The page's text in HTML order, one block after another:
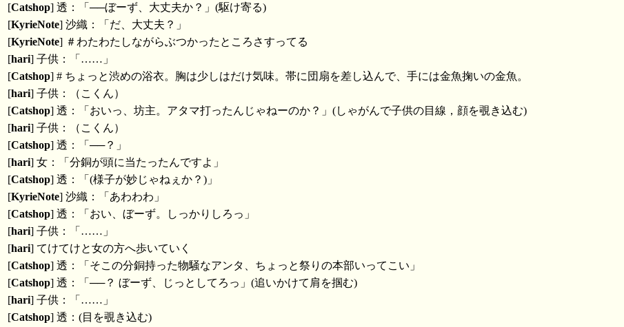
[Catshop] 透：「──ぼーず、大丈夫か？」(駆け寄る)
[KyrieNote] 沙織：「だ、大丈夫？」
[KyrieNote] ＃わたわたしながらぶつかったところさすってる
[hari] 子供：「……」
[Catshop] # ちょっと渋めの浴衣。胸は少しはだけ気味。帯に団扇を差し込んで、手には金魚掬いの金魚。
[hari] 子供：（こくん）
[Catshop] 透：「おいっ、坊主。アタマ打ったんじゃねーのか？」(しゃがんで子供の目線，顔を覗き込む)
[hari] 子供：（こくん）
[Catshop] 透：「──？」
[hari] 女：「分銅が頭に当たったんですよ」
[Catshop] 透：「(様子が妙じゃねぇか？)」
[KyrieNote] 沙織：「あわわわ」
[Catshop] 透：「おい、ぼーず。しっかりしろっ」
[hari] 子供：「……」
[hari] てけてけと女の方へ歩いていく
[Catshop] 透：「そこの分銅持った物騒なアンタ、ちょっと祭りの本部いってこい」
[Catshop] 透：「──？ ぼーず、じっとしてろっ」(追いかけて肩を掴む)
[hari] 子供：「……」
[Catshop] 透：(目を覗き込む)